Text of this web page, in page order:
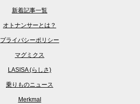
新着記事一覧
オトナンサーとは？
プライバシーポリシー
マグミクス
LASISA (らしさ)
乗りものニュース
Merkmal